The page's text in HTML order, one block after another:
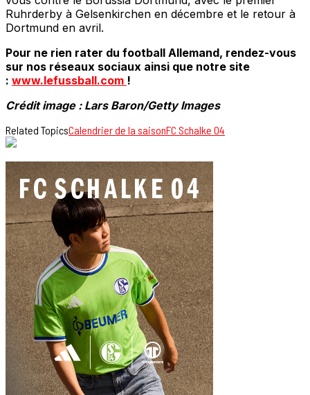
Ruhrderby à Gelsenkirchen en décembre et le retour à
Dortmund en avril.
Pour ne rien rater du football Allemand, rendez-vous
sur nos réseaux sociaux ainsi que notre site
: www.lefussball.com !
Crédit image : Lars Baron/Getty Images
Related TopicsCalendrier de la saisonFC Schalke 04